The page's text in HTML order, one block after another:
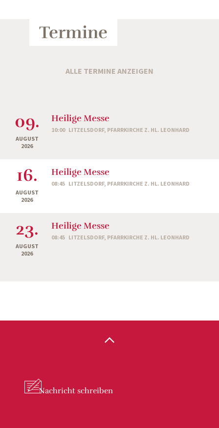
Termine
ALLE TERMINE ANZEIGEN
09.
AUGUST
2026
Heilige Messe
10:00 LITZELSDORF, PFARRKIRCHE Z. HL. LEONHARD
16.
AUGUST
2026
Heilige Messe
08:45 LITZELSDORF, PFARRKIRCHE Z. HL. LEONHARD
23.
AUGUST
2026
Heilige Messe
08:45 LITZELSDORF, PFARRKIRCHE Z. HL. LEONHARD
Nachricht schreiben